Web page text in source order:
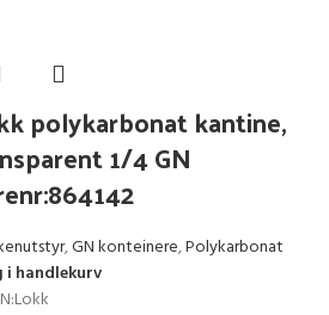
polykarbonat kantine,
1/4 GN
,GN konteinere,Polykarbonat
i handlekurv